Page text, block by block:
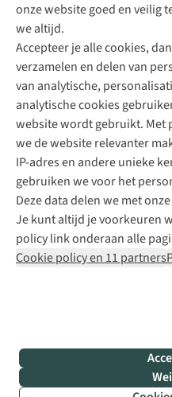
onze website goed en veilig
we altijd.
Accepteer je alle cookies,
verzamelen en delen van
van analytische,
analytische cookies
website wordt gebruikt. Met
we de website relevanter
IP-adres en andere unieke
gebruiken we voor het
Deze data delen we met
Je kunt altijd je voorkeuren
policy link onderaan alle
Cookie policy en 11 partners
Direct advies van een
+31 (0)85 888 50 88
+31 6 12 28 49 80
Contactformulier